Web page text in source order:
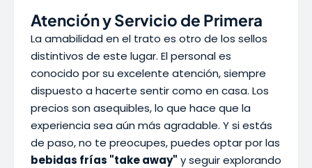
Atención y Servicio de Primera
La amabilidad en el trato es otro de los sellos
distintivos de este lugar. El personal es
conocido por su excelente atención, siempre
dispuesto a hacerte sentir como en casa. Los
precios son asequibles, lo que hace que la
experiencia sea aún más agradable. Y si estás
de paso, no te preocupes, puedes optar por las
bebidas frías "take away" y seguir explorando